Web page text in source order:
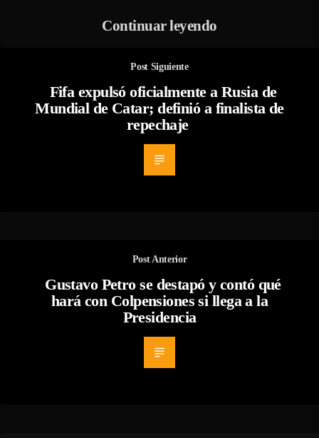
Continuar leyendo
Post Siguiente
Fifa expulsó oficialmente a Rusia de
Mundial de Catar; definió a finalista de
repechaje
Post Anterior
Gustavo Petro se destapó y contó qué
hará con Colpensiones si llega a la
Presidencia